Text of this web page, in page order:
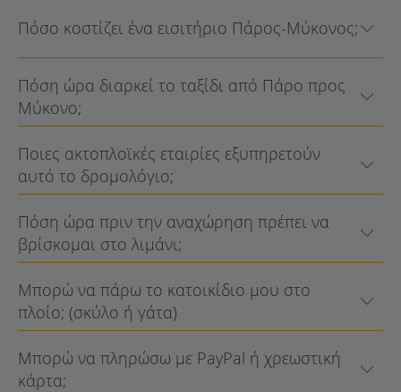
Πόσο κοστίζει ένα εισιτήριο Πάρος-Μύκονος;
Πόση ώρα διαρκεί το ταξίδι από Πάρο προς
Μύκονο;
Ποιες ακτοπλοϊκές εταιρίες εξυπηρετούν
αυτό το δρομολόγιο;
Πόση ώρα πριν την αναχώρηση πρέπει να
βρίσκομαι στο λιμάνι;
Μπορώ να πάρω το κατοικίδιο μου στο
πλοίο; (σκύλο ή γάτα)
Μπορώ να πληρώσω με PayPal ή χρεωστική
κάρτα;